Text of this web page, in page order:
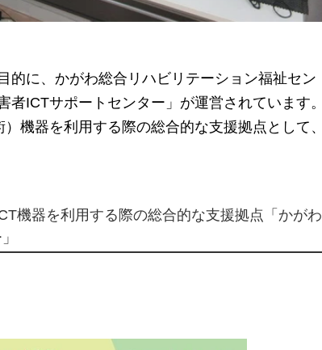
に、かがわ総合リハビリテーション福祉セン
者ICTサポートセンター」が運営されています。
機器を利用する際の総合的な支援拠点として、
機器を利用する際の総合的な支援拠点「かがわ